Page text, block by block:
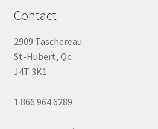
Contact
2909 Taschereau
St-Hubert, Qc
J4T 3K1
1 866 964 6289